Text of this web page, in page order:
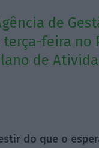
de
feira no
de
do que o